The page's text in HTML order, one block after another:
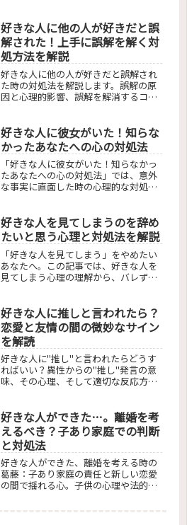
ルに解説。好きな人の本当の気持ちを
知りたいあなたに、明確な答えを提供
します。
好きな人に他の人が好きだと誤
解された！上手に誤解を解く対
処方法を解説
好きな人に他の人が好きだと誤解され
た時の対処法を解説します。誤解の原
因と心理的影響、誤解を解消するコミ
え、好きな人との関係を深めるための
ヒントを提供します。
好きな人に彼女がいた！知らな
かったあなたへの心の対処法
「好きな人に彼女がいた！知らなかっ
たあなたへの心の対処法」では、意外
な事実に直面した時の心理的な対処法
直り方、彼女持ちの人への適切な距離
の取り方、そして新しい恋への一歩を
踏み出すためのヒントを提供。失恋か
らの回復と次の恋愛に向けた心構えを
解説していきます。
好きな人を見てしまうのを辞め
たいと思う心理と対処法を解説
「好きな人を見てしまう」をやめたい
あなたへ。この記事では、好きな人を
見てしまう心理の理解から、バレずに
しく解説します。自分の感情を理解
し、好きな人との関係をスムーズに進
展させるための実用的なアドバイスを
提供します。
好きな人に推しと言われたら？
恋愛と友情の間の微妙なサイン
を解読
好きな人に"推し"と言われたらどうす
ればいい？異性からの"推し"発言の意
味、その心理、そして適切な反応方法
め方、職場や学校での対応策も提供。
この記事で、好きな人との関係を深め
るヒントを見つけましょう。
好きな人ができた…。離婚を考
えるべき？子あり家庭での判断
と対処法
好きな人ができた、離婚を考える時の
葛藤：子あり家庭の責任と新しい恋愛
の間で揺れる心。子供の心理や法的な